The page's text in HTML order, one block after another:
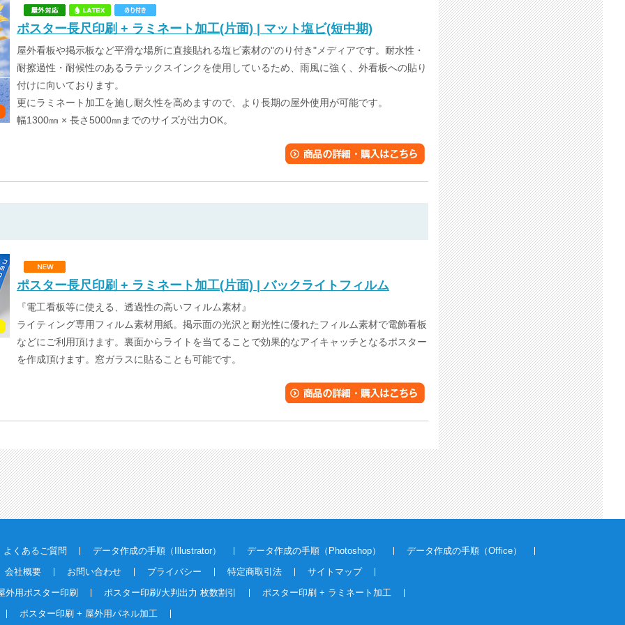
ポスター長尺印刷 + ラミネート加工(片面) | マット塩ビ(短中期)
屋外看板や掲示板など平滑な場所に直接貼れる塩ビ素材の"のり付き"メディアです。耐水性・
耐擦過性・耐候性のあるラテックスインクを使用しているため、雨風に強く、外看板への貼り
付けに向いております。
更にラミネート加工を施し耐久性を高めますので、より長期の屋外使用が可能です。
幅1300㎜ × 長さ5000㎜までのサイズが出力OK。
ポスター長尺印刷 + ラミネート加工(片面) | バックライトフィルム
『電工看板等に使える、透過性の高いフィルム素材』
ライティング専用フィルム素材用紙。掲示面の光沢と耐光性に優れたフィルム素材で電飾看板
などにご利用頂けます。裏面からライトを当てることで効果的なアイキャッチとなるポスター
を作成頂けます。窓ガラスに貼ることも可能です。
よくあるご質問 データ作成の手順（Illustrator） データ作成の手順（Photoshop）
データ作成の手順（Office）
会社概要
お問い合わせ プライバシー 特定商取引法
サイトマップ
外用ポスター印刷
ポスター印刷/大判出力 枚数割引
ポスター印刷 + ラミネート加工
ポスター印刷 + 屋外用パネル加工